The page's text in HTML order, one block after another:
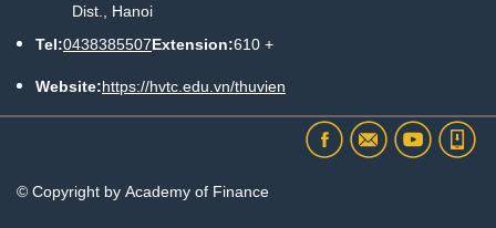
Dist., Hanoi
Tel:0438385507Extension:610 +
Website:https://hvtc.edu.vn/thuvien
© Copyright by Academy of Finance